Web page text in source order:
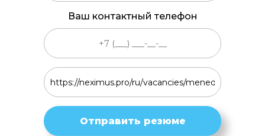
Ваш контактный телефон
Отправить резюме